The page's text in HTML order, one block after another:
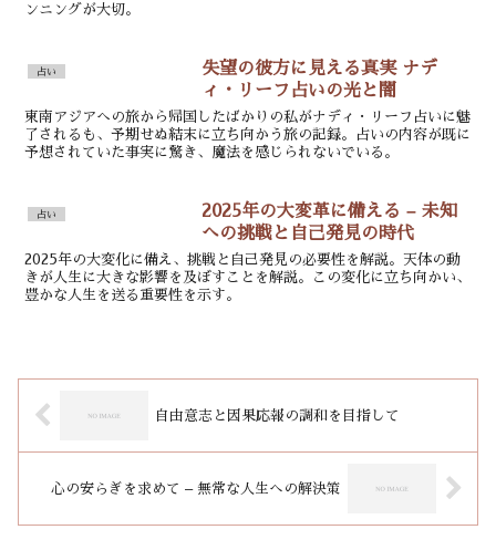
ンニングが大切。
占い
失望の彼方に見える真実 ナデ
ィ・リーフ占いの光と闇
東南アジアへの旅から帰国したばかりの私がナディ・リーフ占いに魅
了されるも、予期せぬ結末に立ち向かう旅の記録。占いの内容が既に
予想されていた事実に驚き、魔法を感じられないでいる。
占い
2025年の大変革に備える – 未知
への挑戦と自己発見の時代
2025年の大変化に備え、挑戦と自己発見の必要性を解説。天体の動
きが人生に大きな影響を及ぼすことを解説。この変化に立ち向かい、
豊かな人生を送る重要性を示す。
自由意志と因果応報の調和を目指して
心の安らぎを求めて – 無常な人生への解決策